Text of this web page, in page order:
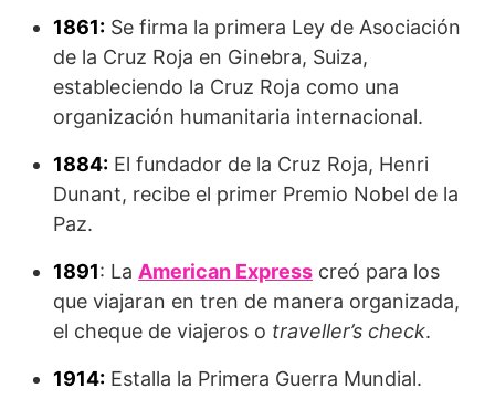
1861: Se firma la primera Ley de Asociación
de la Cruz Roja en Ginebra, Suiza,
estableciendo la Cruz Roja como una
organización humanitaria internacional.
1884: El fundador de la Cruz Roja, Henri
Dunant, recibe el primer Premio Nobel de la
Paz.
1891: La American Express creó para los
que viajaran en tren de manera organizada,
el cheque de viajeros o traveller’s check.
1914: Estalla la Primera Guerra Mundial.